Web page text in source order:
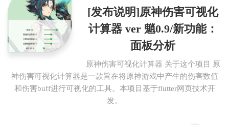
[发布说明]原神伤害可视化
计算器 ver 魈0.9/新功能：
面板分析
原神伤害可视化计算器 关于这个项目 原
神伤害可视化计算器是一款旨在将原神游戏中产生的伤害数值
和伤害buff进行可视化的工具。本项目基于flutter网页技术开
发。